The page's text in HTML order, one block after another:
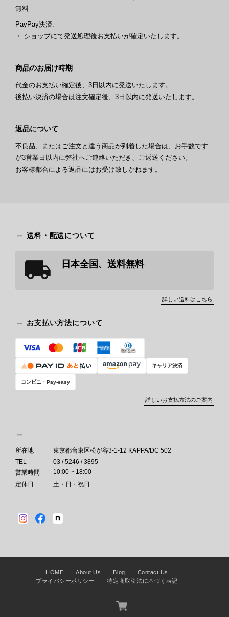
無料
PayPay決済:
・ ショップにて発送処理後お支払いが確定いたします。
商品のお届け時期
代金のお支払い確定後、3日以内に発送いたします。
後払い決済の場合は注文確定後、3日以内に発送いたします。
返品について
不良品、またはご注文と違う商品が到着した場合は、お手数です
が3営業日以内に弊社へご連絡いただき、ご返送ください。
お客様都合による返品にはお受け致しかねます。
送料・配送について
日本全国、送料無料
詳しい送料はこちら
お支払い方法について
キャリア決済
コンビニ・Pay-easy
詳しいお支払方法のご案内
所在地
東京都台東区松が谷3-1-12 KAPPA/DC 502
TEL
03 / 5246 / 3895
営業時間
10:00 ~ 18:00
定休日
土・日・祝日
HOME About Us Blog
Contact Us
プライバシーポリシー
特定商取引法に基づく表記